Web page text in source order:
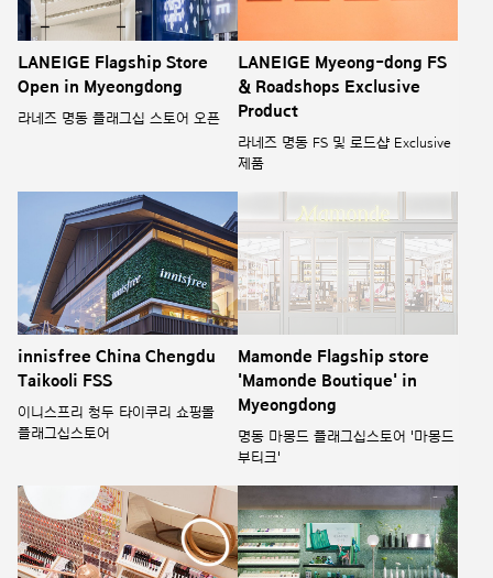
LANEIGE Flagship Store
Open in Myeongdong
라네즈 명동 플래그십 스토어 오픈
LANEIGE Myeong-dong FS
& Roadshops Exclusive
Product
라네즈 명동 FS 및 로드샵 Exclusive
제품
innisfree China Chengdu
Taikooli FSS
이니스프리 청두 타이쿠리 쇼핑몰
플래그십스토어
Mamonde Flagship store
'Mamonde Boutique' in
Myeongdong
명동 마몽드 플래그십스토어 '마몽드
부티크'